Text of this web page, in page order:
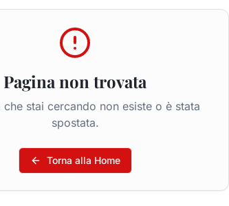
Pagina non trovata
che stai cercando non esiste o è stata
spostata.
Torna alla Home